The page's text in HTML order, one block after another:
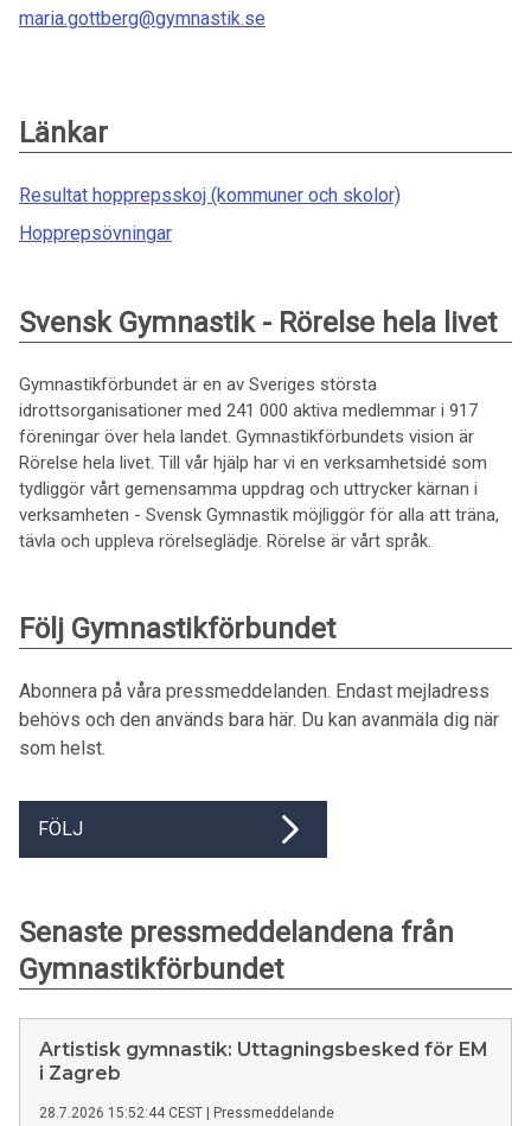
maria.gottberg@gymnastik.se
Länkar
Resultat hopprepsskoj (kommuner och skolor)
Hopprepsövningar
Svensk Gymnastik - Rörelse hela livet
Gymnastikförbundet är en av Sveriges största
idrottsorganisationer med 241 000 aktiva medlemmar i 917
föreningar över hela landet. Gymnastikförbundets vision är
Rörelse hela livet. Till vår hjälp har vi en verksamhetsidé som
tydliggör vårt gemensamma uppdrag och uttrycker kärnan i
verksamheten - Svensk Gymnastik möjliggör för alla att träna,
tävla och uppleva rörelseglädje. Rörelse är vårt språk.
Följ Gymnastikförbundet
Abonnera på våra pressmeddelanden. Endast mejladress
behövs och den används bara här. Du kan avanmäla dig när
som helst.
FÖLJ
Senaste pressmeddelandena från
Gymnastikförbundet
Artistisk gymnastik: Uttagningsbesked för EM
i Zagreb
28.7.2026 15:52:44 CEST Pressmeddelande